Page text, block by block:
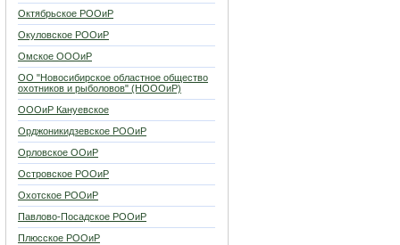
Октябрьское РООиР
Окуловское РООиР
Омское ОООиР
ОО "Новосибирское областное общество
охотников и рыболовов" (НОООиР)
ОООиР Кануевское
Орджоникидзевское РООиР
Орловское ООиР
Островское РООиР
Охотское РООиР
Павлово-Посадское РООиР
Плюсское РООиР